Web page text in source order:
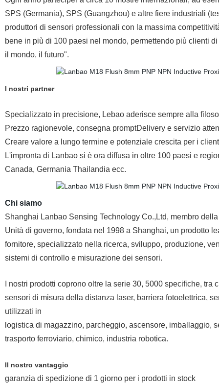
SPS (Germania), SPS (Guangzhou) e altre fiere industriali
produttori di sensori professionali con la massima
bene in più di 100 paesi nel mondo, permettendo più clienti
il mondo, il futuro".
I nostri partner
Specializzato in precisione, Lebao aderisce sempre alla
Prezzo ragionevole, consegna promptDelivery e servizio
Creare valore a lungo termine e potenziale crescita per i
L'impronta di Lanbao si è ora diffusa in oltre 100 paesi e
Canada, Germania Thailandia ecc.
Chi siamo
Shanghai Lanbao Sensing Technology Co.,Ltd, membro
Unità di governo, fondata nel 1998 a Shanghai, un prodotto
fornitore, specializzato nella ricerca, sviluppo, produzione,
sistemi di controllo e misurazione dei sensori.
I nostri prodotti coprono oltre la serie 30, 5000 specifiche,
sensori di misura della distanza laser, barriera fotoelettrica,
utilizzati in
logistica di magazzino, parcheggio, ascensore, imballaggio,
trasporto ferroviario, chimico, industria robotica.
Il nostro vantaggio
garanzia di spedizione di 1 giorno per i prodotti in stock